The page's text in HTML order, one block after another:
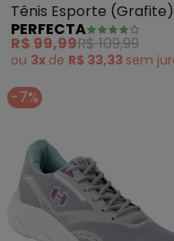
Tênis Esporte (Grafite)
em Tecido
PERFECTA
R$ 99,99R$ 109,99
ou 3x de R$ 33,33 sem
-7%